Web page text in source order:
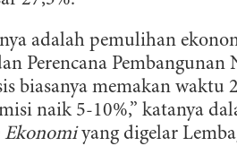
adalah pemulihan
Perencana
biasanya memakan
naik 5-10%,” katanya
Ekonomiyang digelar